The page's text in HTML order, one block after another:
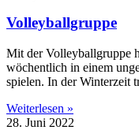
Volleyballgruppe
Mit der Volleyballgruppe
wöchentlich in einem
spielen. In der Winterzeit
Weiterlesen »
28. Juni 2022